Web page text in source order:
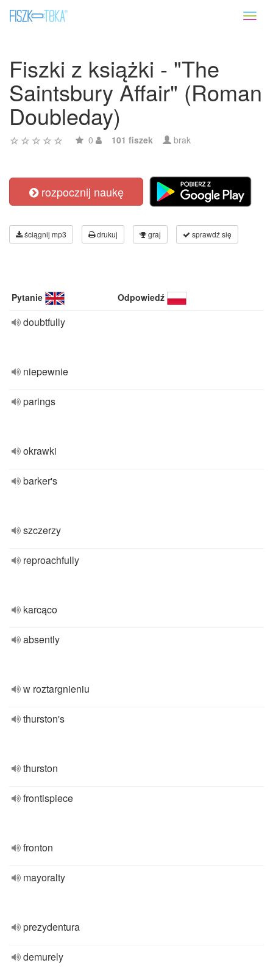
Fiszki z książki - "The
Saintsbury Affair" (Roman
Doubleday)
0 101 fiszek brak
rozpocznij naukę
ściągnij mp3 drukuj graj sprawdź się
Pytanie Odpowiedź
doubtfully
niepewnie
parings
okrawki
barker's
szczerzy
reproachfully
karcąco
absently
w roztargnieniu
thurston's
thurston
frontispiece
fronton
mayoralty
prezydentura
demurely